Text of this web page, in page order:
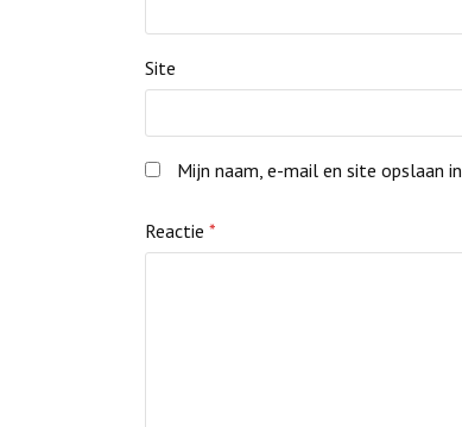
Site
Mijn naam, e-mail en site opslaan
Reactie *